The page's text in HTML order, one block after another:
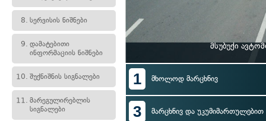
8. სერვისის ნიშნები
9. დამატებითი
ინფორმაციის ნიშნები
10. შუქნიშნის სიგნალები
11. მარეგულირებლის
სიგნალები
მსუბუქი
1 მხოლოდ მარცხნივ
3 მარცხნივ და უკუმიმართულებით